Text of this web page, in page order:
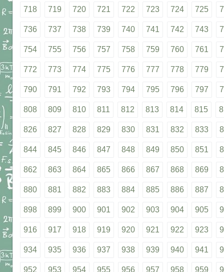
718 719 720 721 722 723 724 725
736 737 738 739 740 741 742 743
754 755 756 757 758 759 760 761
772 773 774 775 776 777 778 779
790 791 792 793 794 795 796 797
808 809 810 811 812 813 814 815
826 827 828 829 830 831 832 833
844 845 846 847 848 849 850 851
862 863 864 865 866 867 868 869
880 881 882 883 884 885 886 887
898 899 900 901 902 903 904 905
916 917 918 919 920 921 922 923
934 935 936 937 938 939 940 941
952 953 954 955 956 957 958 959